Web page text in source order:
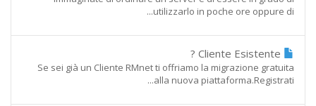
utilizzarlo in poche ore oppure di...
Se sei già un Cliente RMnet ti offriamo la migrazione gratuita
alla nuova piattaforma.Registrati...